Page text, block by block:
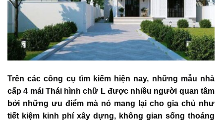
Trên các công cụ tìm kiếm hiện nay, những mẫu nhà
cấp 4 mái Thái hình chữ Lđược nhiều người quan tâm
bởi những ưu điểm mà nó mang lại cho gia chủ như
tiết kiệm kinh phí xây dựng, không gian sống thoáng